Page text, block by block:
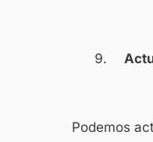
Podemos